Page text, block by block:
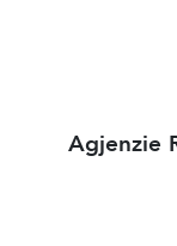
Agjenzie